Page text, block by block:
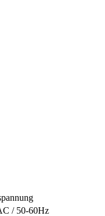
/ 50-60Hz